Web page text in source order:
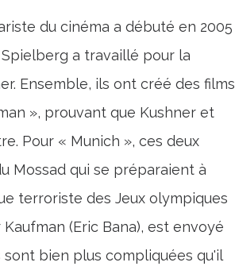
du cinéma a débuté en 2005
Spielberg a travaillé pour la
Ensemble, ils ont créé des films
», prouvant que Kushner et
Pour « Munich », ces deux
Mossad qui se préparaient à
terroriste des Jeux olympiques
(Eric Bana), est envoyé
bien plus compliquées qu'il